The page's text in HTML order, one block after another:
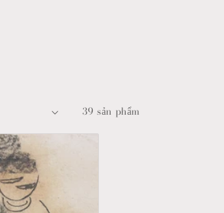
39 sản phẩm